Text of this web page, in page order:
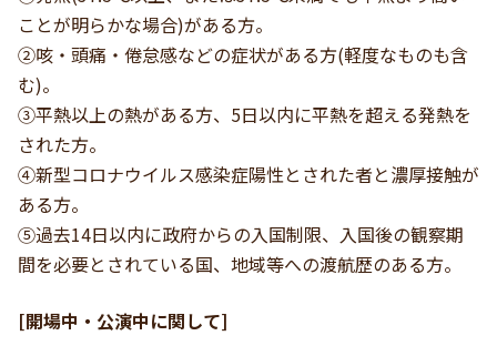
ことが明らかな場合)がある方。
②咳・頭痛・倦怠感などの症状がある方(軽度なものも含
む)。
③平熱以上の熱がある方、5日以内に平熱を超える発熱を
された方。
④新型コロナウイルス感染症陽性とされた者と濃厚接触が
ある方。
⑤過去14日以内に政府からの入国制限、入国後の観察期
間を必要とされている国、地域等への渡航歴のある方。
[開場中・公演中に関して]